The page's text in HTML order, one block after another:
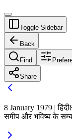
Toggle Sidebar
Back
Find
Share
8 January 1979 | हिंदी
समीप और भविष्य के